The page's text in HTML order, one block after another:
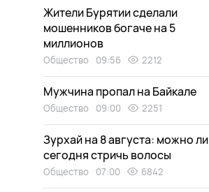
Жители Бурятии сделали
мошенников богаче на 5
миллионов
Общество 09:56 2212
Мужчина пропал на Байкале
Общество 09:00 2251
Зурхай на 8 августа: можно ли
сегодня стричь волосы
Общество 07:00 6842